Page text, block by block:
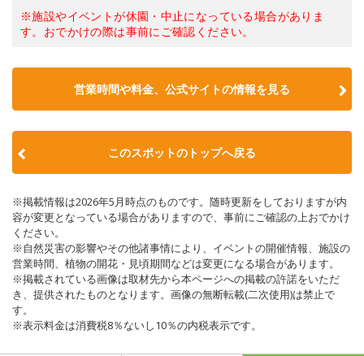
※施設やイベントが休園・中止になっている場合がありま
す。おでかけの際は事前にご確認ください。
営業時間や料金、公式サイトの情報を見る
このスポットのトップへ戻る
※掲載情報は2026年5月時点のものです。随時更新をしておりますが内
容が変更となっている場合がありますので、事前にご確認の上おでかけ
ください。
※自然災害の影響やその他諸事情により、イベントの開催情報、施設の
営業時間、植物の開花・見頃期間などは変更になる場合があります。
※掲載されている画像は取材先から本ページへの掲載の許諾をいただ
き、提供されたものとなります。画像の無断転載(二次使用)は禁止で
す。
※表示料金は消費税8％ないし10％の内税表示です。